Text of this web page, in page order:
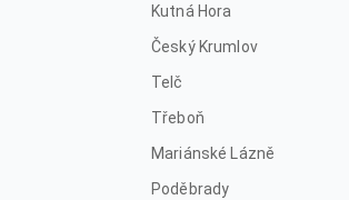
Kutná Hora
Český Krumlov
Telč
Třeboň
Mariánské Lázně
Poděbrady